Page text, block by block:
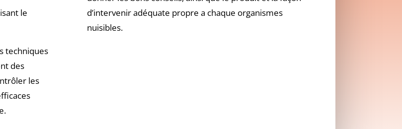
le
techniques
des
les
d’intervenir adéquate propre a chaque organismes
nuisibles.